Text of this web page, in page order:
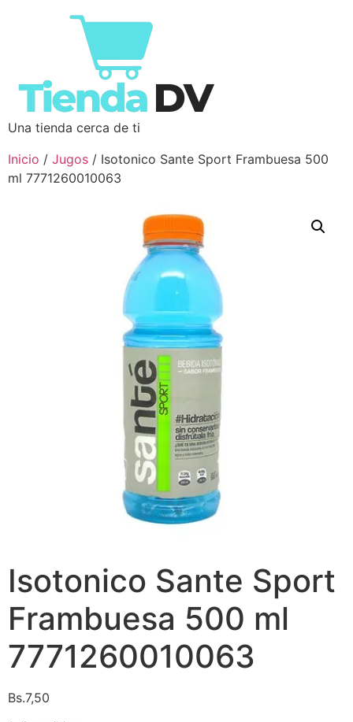
Una tienda cerca de ti
Inicio / Jugos / Isotonico Sante Sport Frambuesa 500
ml 7771260010063
Isotonico Sante Sport
Frambuesa 500 ml
7771260010063
Bs.7,50